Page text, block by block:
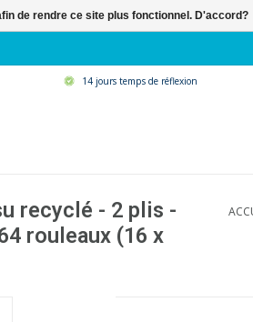
14 jours temps de réflexion
recyclé - 2 plis -
rouleaux (16 x
de rendre ce site plus fonctionnel. D'accord?